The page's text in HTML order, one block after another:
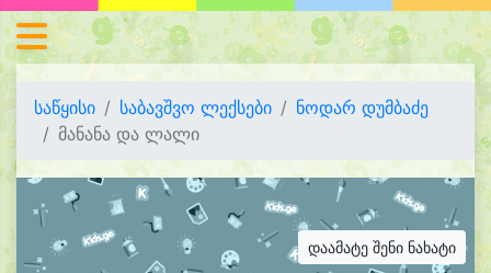
საწყისი საბავშვო ლექსები
ნოდარ დუმბაძე
მანანა და ლალი
დაამატე შენი ნახატი